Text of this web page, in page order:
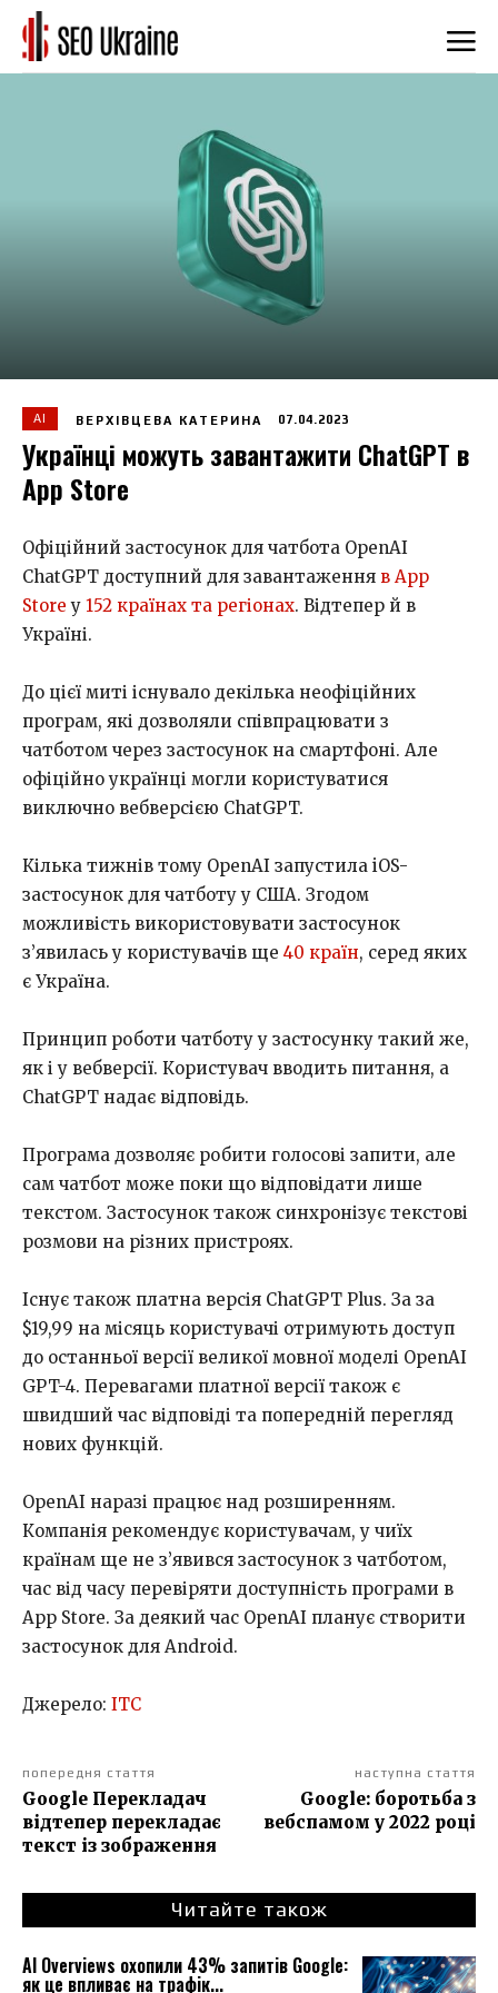
AI ВЕРХІВЦЕВА КАТЕРИНА 07.04.2023
Українці можуть завантажити ChatGPT в
App Store
Офіційний застосунок для чатбота OpenAI
ChatGPT доступний для завантаження в App
Store у 152 країнах та регіонах. Відтепер й в
Україні.
До цієї миті існувало декілька неофіційних
програм, які дозволяли співпрацювати з
чатботом через застосунок на смартфоні. Але
офіційно українці могли користуватися
виключно вебверсією ChatGPT.
Кілька тижнів тому OpenAI запустила iOS-
застосунок для чатботу у США. Згодом
можливість використовувати застосунок
з’явилась у користувачів ще 40 країн, серед яких
є Україна.
Принцип роботи чатботу у застосунку такий же,
як і у вебверсії. Користувач вводить питання, а
ChatGPT надає відповідь.
Програма дозволяє робити голосові запити, але
сам чатбот може поки що відповідати лише
текстом. Застосунок також синхронізує текстові
розмови на різних пристроях.
Існує також платна версія ChatGPT Plus. За за
$19,99 на місяць користувачі отримують доступ
до останньої версії великої мовної моделі OpenAI
GPT-4. Перевагами платної версії також є
швидший час відповіді та попередній перегляд
нових функцій.
OpenAI наразі працює над розширенням.
Компанія рекомендує користувачам, у чиїх
країнам ще не з’явився застосунок з чатботом,
час від часу перевіряти доступність програми в
App Store. За деякий час OpenAI планує створити
застосунок для Android.
Джерело: ITC
попередня стаття
Google Перекладач
відтепер перекладає
текст із зображення
наступна стаття
Google: боротьба з
вебспамом у 2022 році
Читайте також
AI Overviews охопили 43% запитів Google:
як це впливає на трафік...